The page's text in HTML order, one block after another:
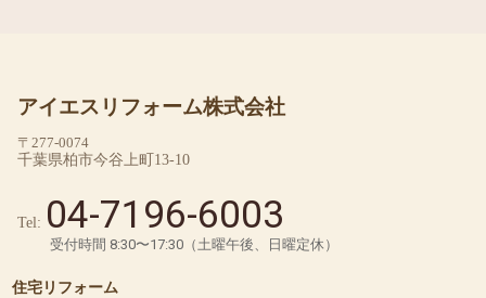
アイエスリフォーム株式会社
〒277-0074
千葉県柏市今谷上町13-10
Tel: 04-7196-6003
受付時間 8:30〜17:30（土曜午後、日曜定休）
住宅リフォーム